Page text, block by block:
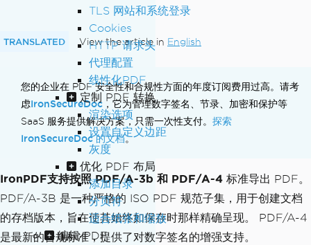
TLS 网站和系统登录
Cookies
HTTP 请求头
代理配置
线性化PDF
定制 PDF 转换
渲染选项
设置自定义边距
灰度
优化 PDF 布局
添加目录
分页符
适合纸张和缩放
编辑 PDF
TRANSLATED View the article in English
您的企业在 PDF 安全性和合规性方面的年度订阅费用过高。请考
虑IronSecureDoc ，它为管理数字签名、节录、加密和保护等
SaaS 服务提供解决方案，只需一次性支付。 探索
IronSecureDoc 的文档。
IronPDF支持按照 PDF/A-3b 和 PDF/A-4 标准导出 PDF。
PDF/A-3B 是一种严格的 ISO PDF 规范子集，用于创建文档
的存档版本，旨在使其始终如保存时那样精确呈现。 PDF/A-4
是最新的合规标准，提供了对数字签名的增强支持。